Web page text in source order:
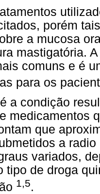
porém
a mucosa
mastigatória.
comuns e é
para os
a condição
medicamentos
que
a
variados,
tipo de droga
1,5.